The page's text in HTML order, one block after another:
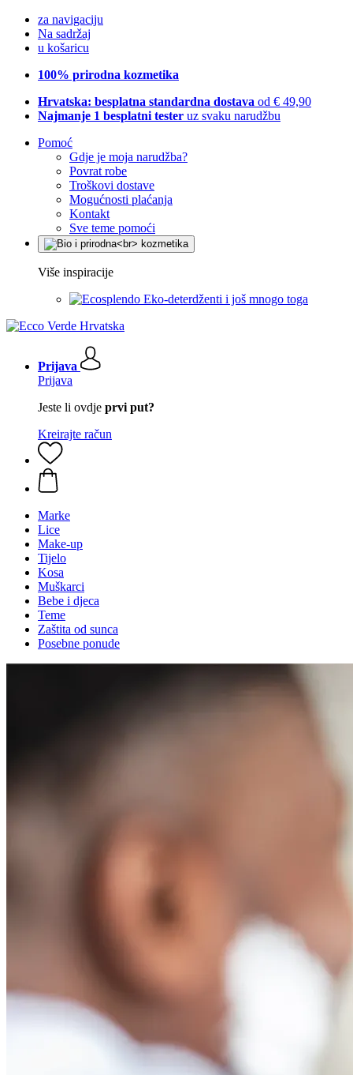
za navigaciju
Na sadržaj
u košaricu
100% prirodna kozmetika
Hrvatska: besplatna standardna dostava od € 49,90
Najmanje 1 besplatni tester uz svaku narudžbu
Pomoć
Gdje je moja narudžba?
Povrat robe
Troškovi dostave
Mogućnosti plaćanja
Kontakt
Sve teme pomoći
Više inspiracije
Eko-deterdženti i još mnogo toga
Prijava
Prijava
Jeste li ovdje prvi put?
Kreirajte račun
Marke
Lice
Make-up
Tijelo
Kosa
Muškarci
Bebe i djeca
Teme
Zaštita od sunca
Posebne ponude